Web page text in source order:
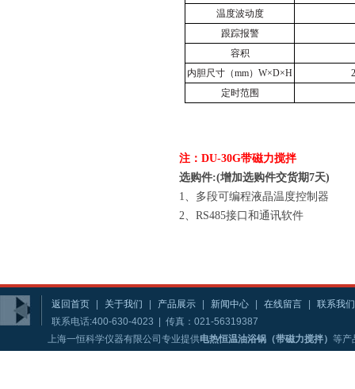
温度波动度
跟踪报警
容积
内胆尺寸（mm）W×D×H
定时范围
注： DU-30G带磁力搅拌
选购件:(增加选购件交货期7天)
1、多段可编程液晶温度控制器
2、RS485接口和通讯软件
返回首页 关于我们 产品展示 新闻中心 在线留言
联系我们
联系电话:400-630-4023 | 传真：021-56319387
上海一恒科学仪器有限公司专业提供电热恒温油浴锅（带磁力搅拌） 等产